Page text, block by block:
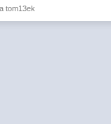
tom13ek